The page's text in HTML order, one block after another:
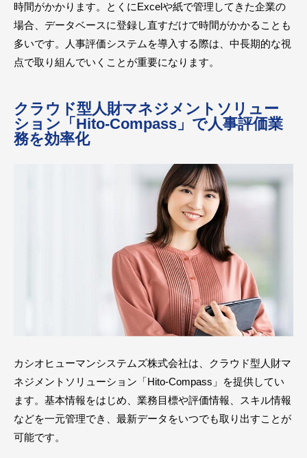
時間がかかります。とくにExcelや紙で管理してきた企業の
場合、データベースに登録し直すだけで時間がかかることも
多いです。人事評価システムを導入する際は、中長期的な視
点で取り組んでいくことが重要になります。
クラウド型人財マネジメントソリュー
ション「Hito-Compass」で人事評価業
務を効率化
カシオヒューマンシステムズ株式会社は、クラウド型人財マ
ネジメントソリューション「Hito-Compass」を提供してい
ます。基本情報をはじめ、業務目標や評価情報、スキル情報
などを一元管理でき、最新データをいつでも取り出すことが
可能です。